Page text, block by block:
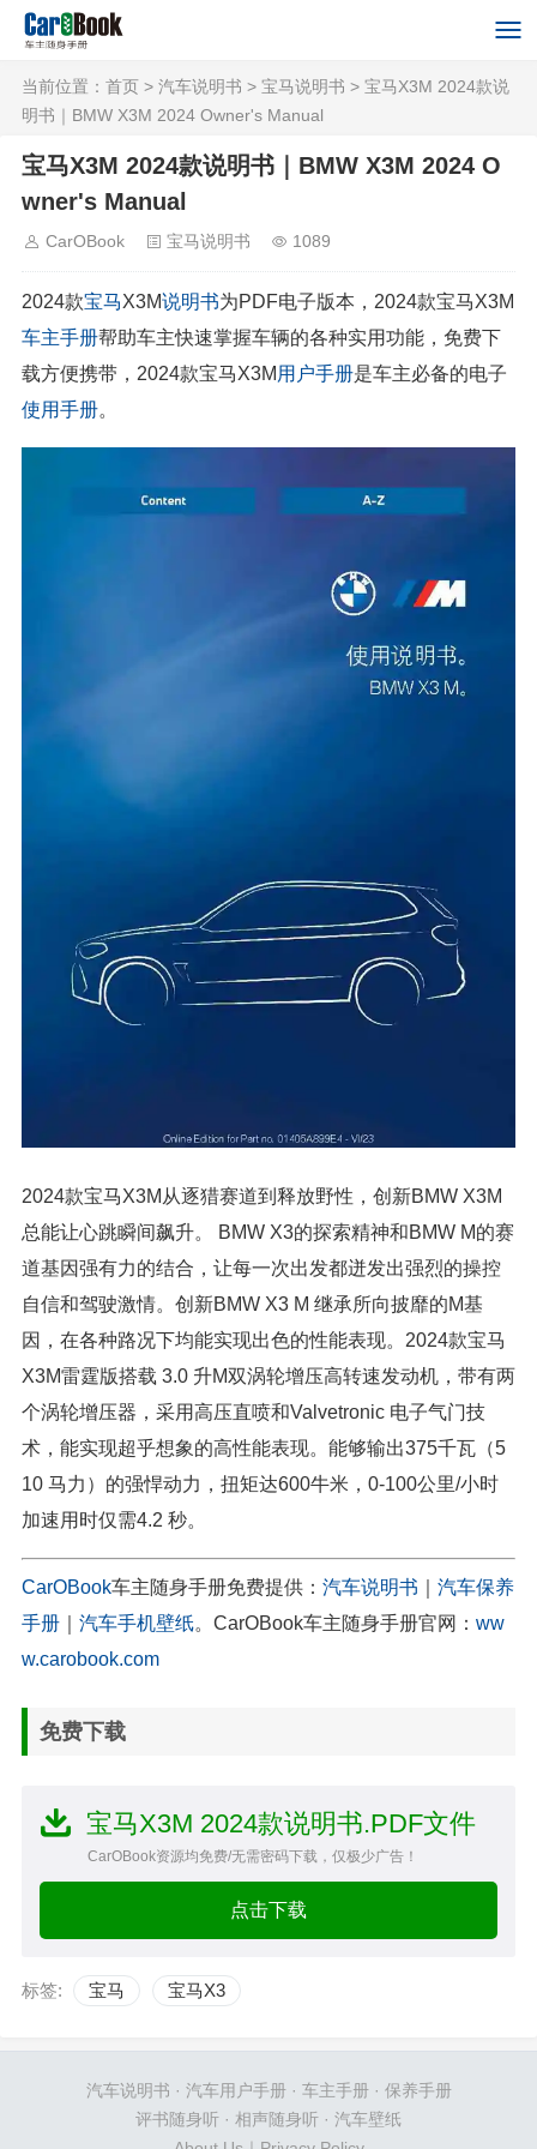
当前位置： 首页 > 汽车说明书 > 宝马说明书 > 宝马X3M 2024款说
明书｜BMW X3M 2024 Owner's Manual
宝马X3M 2024款说明书｜BMW X3M 2024 O
wner's Manual
CarOBook 宝马说明书 1089
2024款宝马X3M说明书为PDF电子版本，2024款宝马X3M
车主手册帮助车主快速掌握车辆的各种实用功能，免费下
载方便携带，2024款宝马X3M 用户手册是车主必备的电子
使用手册。
2024款宝马X3M从逐猎赛道到释放野性，创新BMW X3M
总能让心跳瞬间飙升。 BMW X3的探索精神和BMW M的赛
道基因强有力的结合，让每一次出发都迸发出强烈的操控
自信和驾驶激情。创新BMW X3 M 继承所向披靡的M基
因，在各种路况下均能实现出色的性能表现。2024款宝马
X3M雷霆版搭载 3.0 升M双涡轮增压高转速发动机，带有两
个涡轮增压器，采用高压直喷和Valvetronic 电子气门技
术，能实现超乎想象的高性能表现。能够输出375千瓦（5
10 马力）的强悍动力，扭矩达600牛米，0-100公里/小时
加速用时仅需4.2 秒。
CarOBook车主随身手册免费提供： 汽车说明书
汽车保养
手册
汽车手机壁纸。CarOBook车主随身手册官网： ww
w.carobook.com
免费下载
宝马X3M 2024款说明书.PDF文件
CarOBook资源均免费/无需密码下载，仅极少广告！
点击下载
标签: 宝马 宝马X3
汽车说明书 · 汽车用户手册· 车主手册· 保养手册
评书随身听 · 相声随身听 · 汽车壁纸